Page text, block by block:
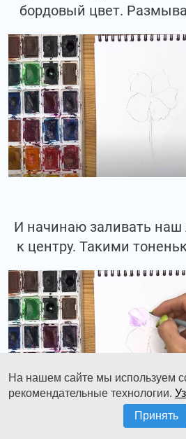
бордовый цвет.
И начинаю заливать наш
к центру. Такими
На нашем сайте мы используем
рекомендательные технологии.
Принять